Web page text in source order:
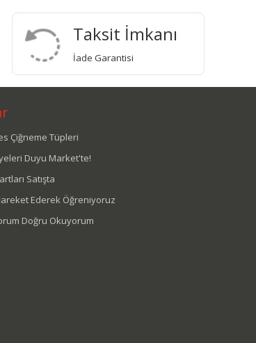
Taksit İmkanı
İade Garantisi
Çiğneme Tüpleri
Duyu Market'te!
Satışta
Ederek Öğreniyoruz
Doğru Okuyorum